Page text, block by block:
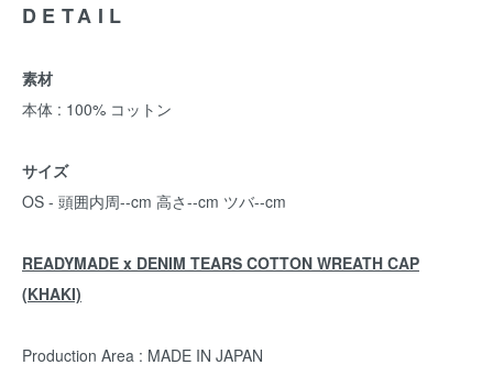
DETAIL
素材
本体 : 100% コットン
サイズ
OS - 頭囲内周--cm 高さ--cm ツバ--cm
READYMADE x DENIM TEARS COTTON WREATH CAP
(KHAKI)
Production Area : MADE IN JAPAN